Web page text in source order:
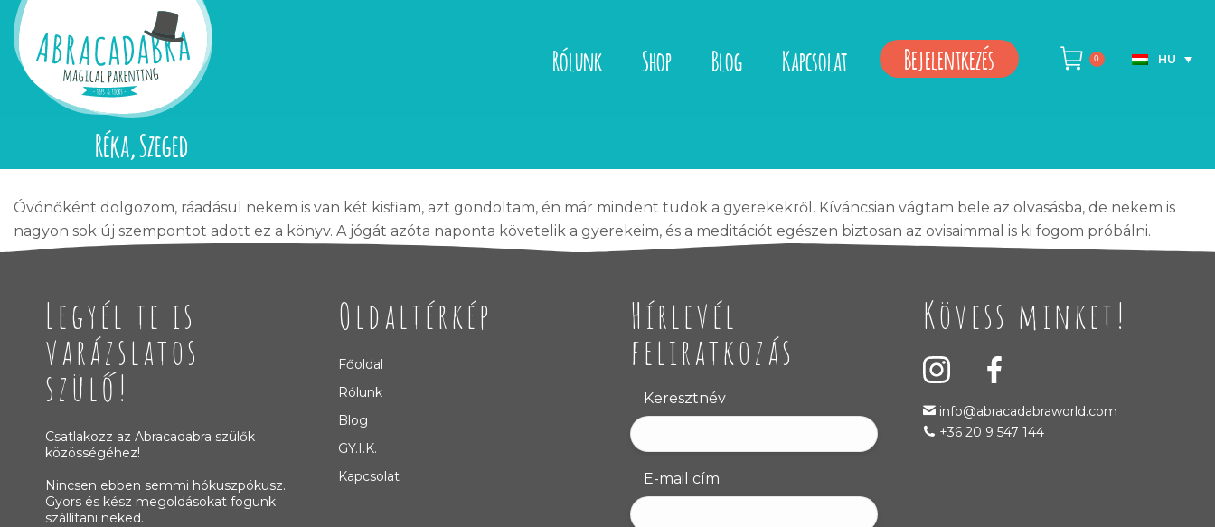
Rólunk Shop Blog Kapcsolat Bejelentkezés 0 HU
Réka, Szeged
Óvónőként dolgozom, ráadásul nekem is van két kisfiam, azt gondoltam, én már mindent tudok a gyerekekről. Kíváncsian vágtam bele az olvasásba, de nekem is
nagyon sok új szempontot adott ez a könyv. A jógát azóta naponta követelik a gyerekeim, és a meditációt egészen biztosan az ovisaimmal is ki fogom próbálni.
Legyél te is
varázslatos
szülő!
Csatlakozz az Abracadabra szülők
közösségéhez!
Nincsen ebben semmi hókuszpókusz.
Gyors és kész megoldásokat fogunk
szállítani neked.
Oldaltérkép
Főoldal
Rólunk
Blog
GY.I.K.
Kapcsolat
Hírlevél
feliratkozás
Keresztnév
E-mail cím
Kövess minket!
info@abracadabraworld.com
+36 20 9 547 144